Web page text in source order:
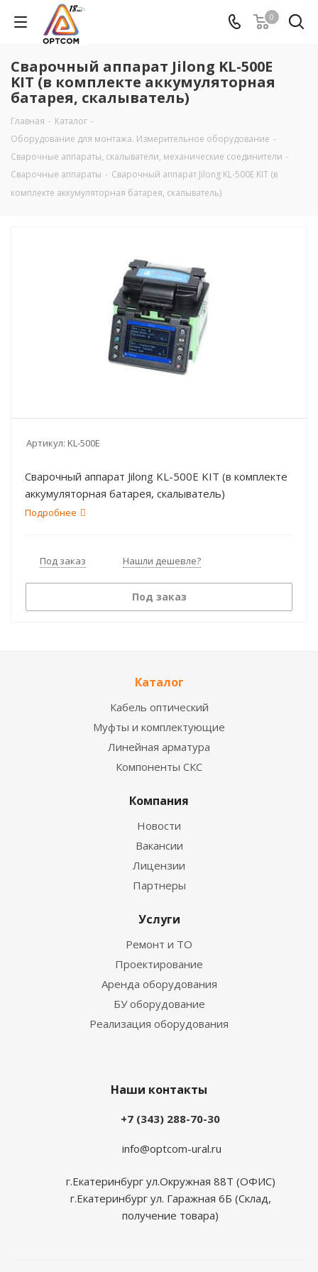
0
Сварочный аппарат Jilong KL-500E
KIT (в комплекте аккумуляторная
батарея, скалыватель)
Главная - Каталог -
Оборудование для монтажа. Измерительное оборудование -
Сварочные аппараты, скалыватели, механические соединители -
Сварочные аппараты - Сварочный аппарат Jilong KL-500E KIT (в
комплекте аккумуляторная батарея, скалыватель)
Артикул: KL-500E
Сварочный аппарат Jilong KL-500E KIT (в комплекте
аккумуляторная батарея, скалыватель)
Подробнее
Под заказ Нашли дешевле?
Под заказ
Каталог
Кабель оптический
Муфты и комплектующие
Линейная арматура
Компоненты СКС
Компания
Новости
Вакансии
Лицензии
Партнеры
Услуги
Ремонт и ТО
Проектирование
Аренда оборудования
БУ оборудование
Реализация оборудования
Наши контакты
+7 (343) 288-70-30
info@optcom-ural.ru
г.Екатеринбург ул.Окружная 88Т (ОФИС)
г.Екатеринбург ул. Гаражная 6Б (Склад,
получение товара)